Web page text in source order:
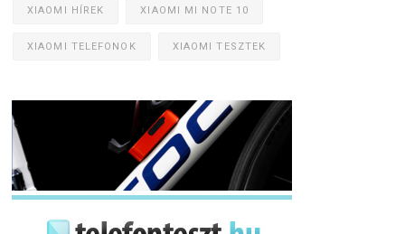
XIAOMI HÍREK XIAOMI MI NOTE 10
XIAOMI TELEFONOK XIAOMI TESZTEK